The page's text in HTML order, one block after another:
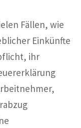
Fällen, wie
Einkünfte
ihr